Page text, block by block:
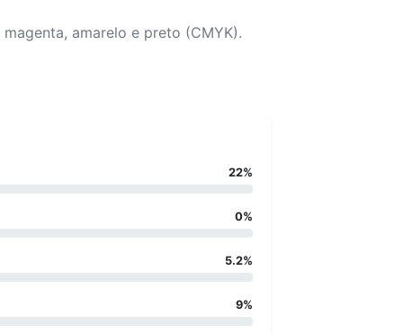
amarelo e preto (CMYK).
22%
0%
5.2%
9%